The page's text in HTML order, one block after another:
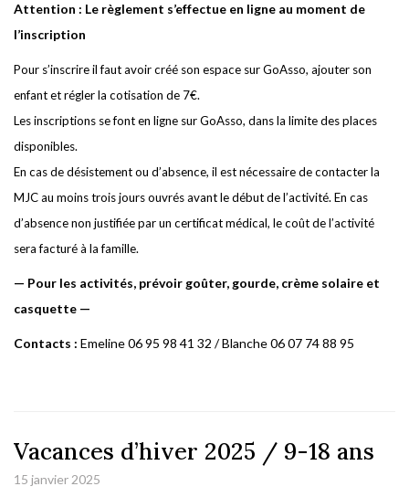
Attention : Le règlement s’effectue en ligne au moment de
l’inscription
Pour s’inscrire il faut avoir créé son espace sur GoAsso, ajouter son
enfant et régler la cotisation de 7€.
Les inscriptions se font en ligne sur GoAsso, dans la limite des places
disponibles.
En cas de désistement ou d’absence, il est nécessaire de contacter la
MJC au moins trois jours ouvrés avant le début de l’activité. En cas
d’absence non justifiée par un certificat médical, le coût de l’activité
sera facturé à la famille.
— Pour les activités, prévoir goûter, gourde, crème solaire et
casquette —
Contacts : Emeline 06 95 98 41 32 /Blanche 06 07 74 88 95
Vacances d’hiver 2025 / 9-18 ans
15 janvier 2025